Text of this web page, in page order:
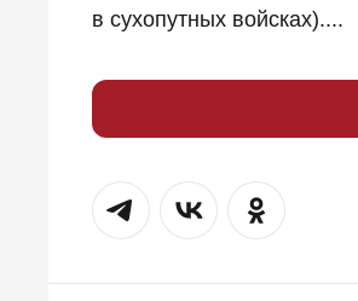
в сухопутных войсках)....